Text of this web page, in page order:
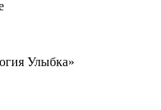
Улыбка»